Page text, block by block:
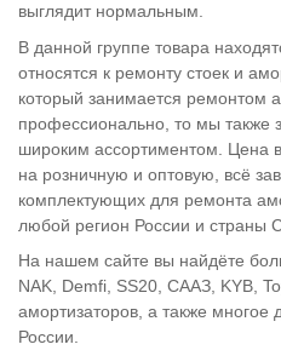
выглядит нормальным.
В данной группе товара
относятся к ремонту стоек и
который занимается ремонтом
профессионально, то мы также
широким ассортиментом. Цена
на розничную и оптовую, всё
комплектующих для ремонта
любой регион России и страны
На нашем сайте вы найдёте
NAK, Demfi, SS20, СААЗ, KYB,
амортизаторов, а также многое
России.